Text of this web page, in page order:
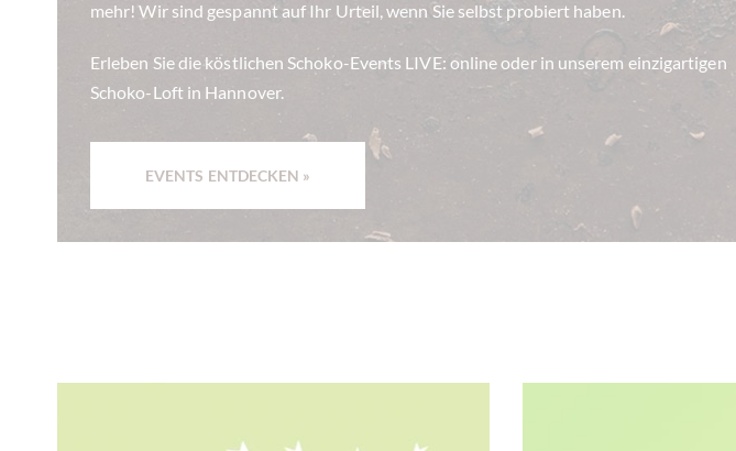
mehr! Wir sind gespannt auf Ihr Urteil, wenn Sie selbst probiert haben.
Erleben Sie die köstlichen Schoko-Events LIVE: online oder in unserem einzigartigen
Schoko-Loft in Hannover.
EVENTS ENTDECKEN »